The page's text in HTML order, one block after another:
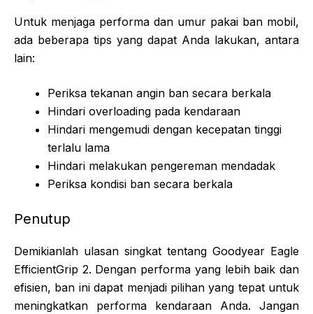
Untuk menjaga performa dan umur pakai ban mobil,
ada beberapa tips yang dapat Anda lakukan, antara
lain:
Periksa tekanan angin ban secara berkala
Hindari overloading pada kendaraan
Hindari mengemudi dengan kecepatan tinggi
terlalu lama
Hindari melakukan pengereman mendadak
Periksa kondisi ban secara berkala
Penutup
Demikianlah ulasan singkat tentang Goodyear Eagle
EfficientGrip 2. Dengan performa yang lebih baik dan
efisien, ban ini dapat menjadi pilihan yang tepat untuk
meningkatkan performa kendaraan Anda. Jangan